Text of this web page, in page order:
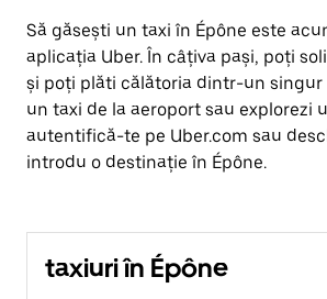
Să găsești un taxi în Épône este
aplicația Uber. În câțiva pași, poți
și poți plăti călătoria dintr-un singur
un taxi de la aeroport sau explorezi
autentifică-te pe Uber.com sau
introdu o destinație în Épône.
taxiuri în Épône